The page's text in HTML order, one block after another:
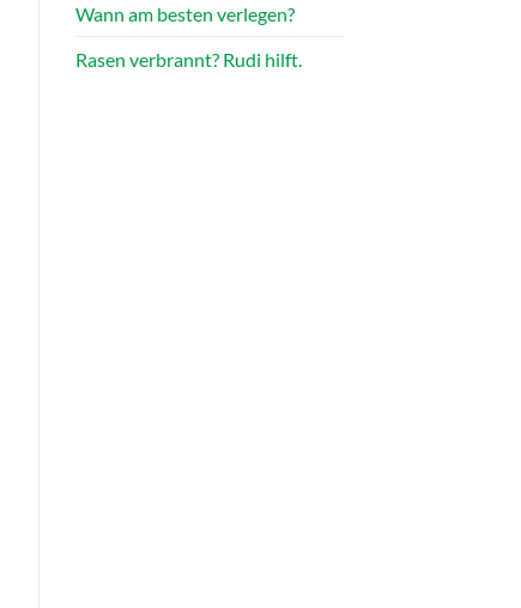
Wann am besten verlegen?
Rasen verbrannt? Rudi hilft.